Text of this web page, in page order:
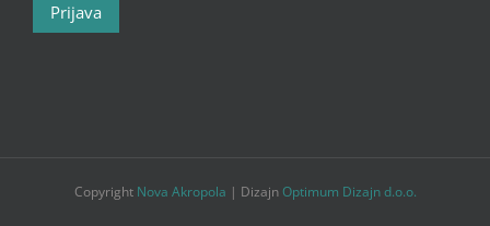
Prijava
Copyright Nova Akropola | Dizajn Optimum Dizajn d.o.o.